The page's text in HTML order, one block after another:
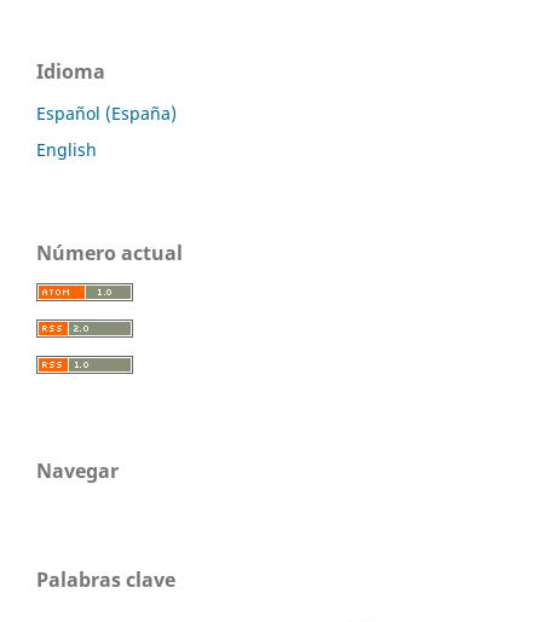
Idioma
Español (España)
English
Número actual
Navegar
Palabras clave